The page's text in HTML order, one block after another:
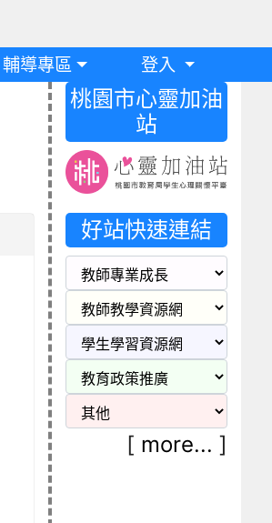
輔導專區 登入
桃園市心靈加油
站
好站快速連結
[ more... ]